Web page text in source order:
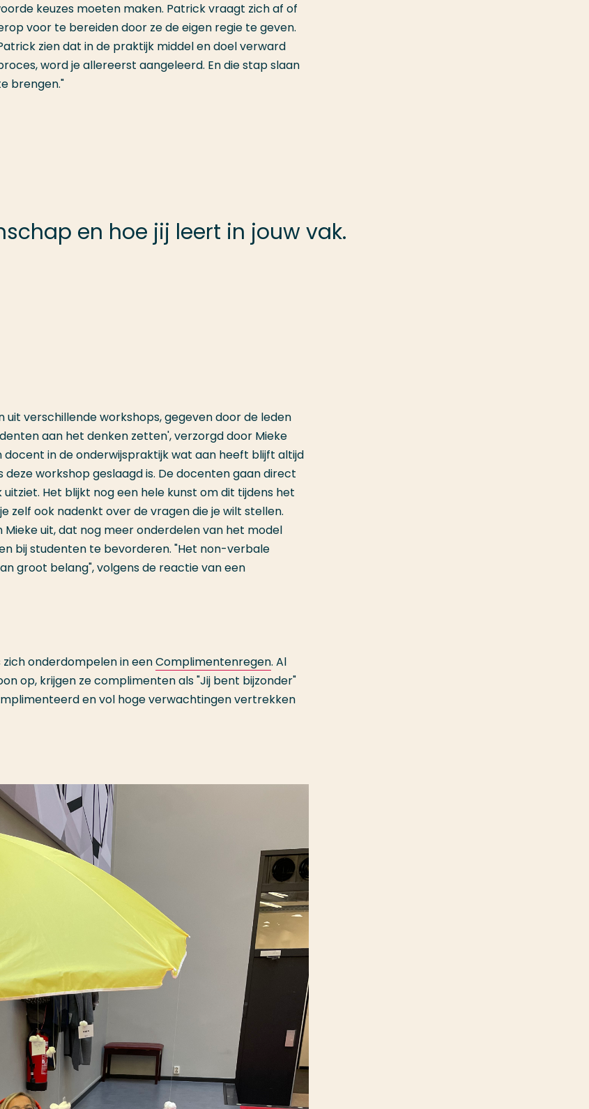
keuzes moeten maken. Patrick vraagt zich af of
voor te bereiden door ze de eigen regie te geven.
zien dat in de praktijk middel en doel verward
word je allereerst aangeleerd. En die stap slaan
brengen."
en hoe jij leert in jouw vak.
verschillende workshops, gegeven door de leden
aan het denken zetten', verzorgd door Mieke
in de onderwijspraktijk wat aan heeft blijft altijd
workshop geslaagd is. De docenten gaan direct
Het blijkt nog een hele kunst om dit tijdens het
zelf ook nadenkt over de vragen die je wilt stellen.
uit, dat nog meer onderdelen van het model
bij studenten te bevorderen. "Het non-verbale
groot belang", volgens de reactie van een
onderdompelen in eenComplimentenregen. Al
op, krijgen ze complimenten als "Jij bent bijzonder"
en vol hoge verwachtingen vertrekken